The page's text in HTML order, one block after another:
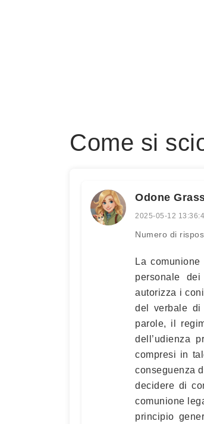
Come si
Odone
2025-05-12
Numero di
La
personale
autorizza i
del verbale di
parole, il
dell’udienza
compresi in
conseguenza
decidere di
comunione
principio